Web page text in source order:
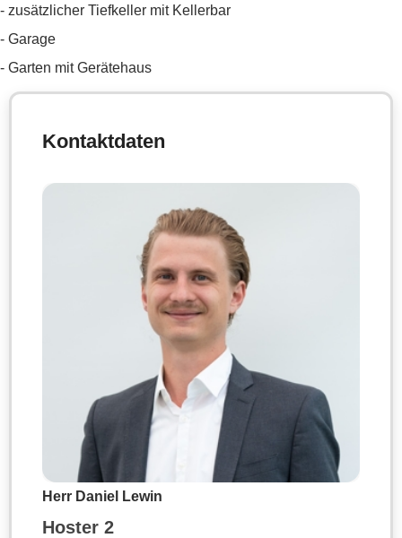
- zusätzlicher Tiefkeller mit Kellerbar
- Garage
- Garten mit Gerätehaus
Kontaktdaten
Herr Daniel Lewin
Hoster 2